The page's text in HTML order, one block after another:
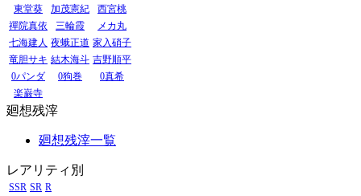
東堂葵 加茂憲紀
西宮桃
禪院真依
三輪霞
メカ丸
七海建人 夜蛾正道 家入硝子
竜胆サキ 結木海斗 吉野順平
0パンダ
0狗巻
0真希
楽巌寺
廻想残滓
廻想残滓一覧
レアリティ別
SSR SR R